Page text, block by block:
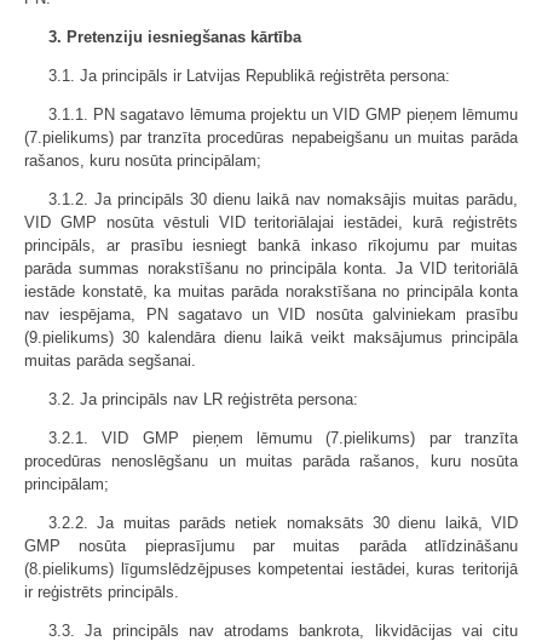
3. Pretenziju iesniegšanas kārtība
3.1. Ja principāls ir Latvijas Republikā reģistrēta persona:
3.1.1. PN sagatavo lēmuma projektu un VID GMP pieņem lēmumu
(7.pielikums) par tranzīta procedūras nepabeigšanu un muitas parāda
rašanos, kuru nosūta principālam;
3.1.2. Ja principāls 30 dienu laikā nav nomaksājis muitas parādu,
VID GMP nosūta vēstuli VID teritoriālajai iestādei, kurā reģistrēts
principāls, ar prasību iesniegt bankā inkaso rīkojumu par muitas
parāda summas norakstīšanu no principāla konta. Ja VID teritoriālā
iestāde konstatē, ka muitas parāda norakstīšana no principāla konta
nav iespējama, PN sagatavo un VID nosūta galviniekam prasību
(9.pielikums) 30 kalendāra dienu laikā veikt maksājumus principāla
muitas parāda segšanai.
3.2. Ja principāls nav LR reģistrēta persona:
3.2.1. VID GMP pieņem lēmumu (7.pielikums) par tranzīta
procedūras nenoslēgšanu un muitas parāda rašanos, kuru nosūta
principālam;
3.2.2. Ja muitas parāds netiek nomaksāts 30 dienu laikā, VID
GMP nosūta pieprasījumu par muitas parāda atlīdzināšanu
(8.pielikums) līgumslēdzējpuses kompetentai iestādei, kuras teritorijā
ir reģistrēts principāls.
3.3. Ja principāls nav atrodams bankrota, likvidācijas vai citu